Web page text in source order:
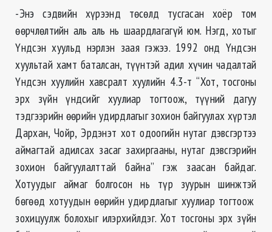
-Энэ сэдвийн хүрээнд төсөлд тусгасан хоёр том
өөрчлөлтийн аль аль нь шаардлагагүй юм. Нэгд, хотыг
Үндсэн хуульд нэрлэн заая гэжээ. 1992 онд Үндсэн
хуультай хамт баталсан, түүнтэй адил хүчин чадалтай
Үндсэн хуулийн хавсралт хуулийн 4.3-т “Хот, тосгоны
эрх зүйн үндсийг хуулиар тогтоож, түүний дагуу
тэдгээрийн өөрийн удирдлагыг зохион байгуулах хүртэл
Дархан, Чойр, Эрдэнэт хот одоогийн нутаг дэвсгэртээ
аймагтай адилсах засаг захиргааны, нутаг дэвсгэрийн
зохион байгуулалттай байна” гэж заасан байдаг.
Хотуудыг аймаг болгосон нь түр зуурын шинжтэй
бөгөөд хотуудын өөрийн удирдлагыг хуулиар тогтоож
зохицуулж болохыг илэрхийлдэг. Хот тосгоны эрх зүйн